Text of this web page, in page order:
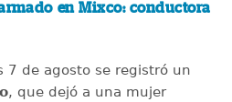
en Mixco: conductora
7 de agosto se registró un
, que dejó a una mujer